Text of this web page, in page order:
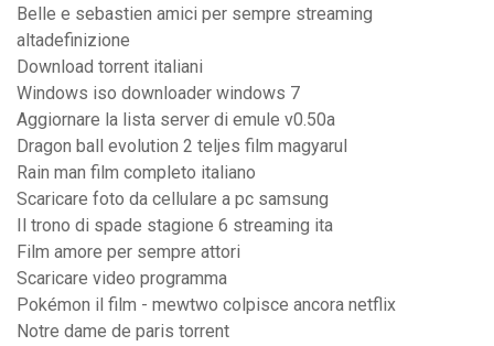
Belle e sebastien amici per sempre streaming
altadefinizione
Download torrent italiani
Windows iso downloader windows 7
Aggiornare la lista server di emule v0.50a
Dragon ball evolution 2 teljes film magyarul
Rain man film completo italiano
Scaricare foto da cellulare a pc samsung
Il trono di spade stagione 6 streaming ita
Film amore per sempre attori
Scaricare video programma
Pokémon il film - mewtwo colpisce ancora netflix
Notre dame de paris torrent